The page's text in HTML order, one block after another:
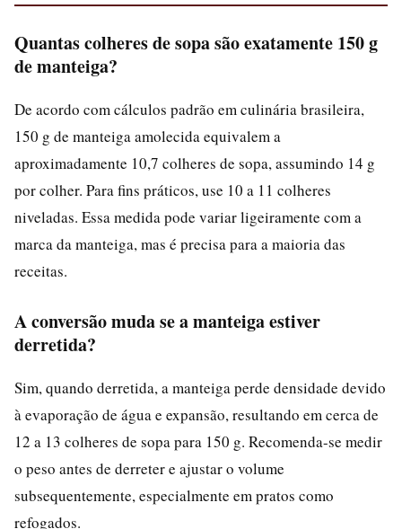
Quantas colheres de sopa são exatamente 150 g
de manteiga?
De acordo com cálculos padrão em culinária brasileira,
150 g de manteiga amolecida equivalem a
aproximadamente 10,7 colheres de sopa, assumindo 14 g
por colher. Para fins práticos, use 10 a 11 colheres
niveladas. Essa medida pode variar ligeiramente com a
marca da manteiga, mas é precisa para a maioria das
receitas.
A conversão muda se a manteiga estiver
derretida?
Sim, quando derretida, a manteiga perde densidade devido
à evaporação de água e expansão, resultando em cerca de
12 a 13 colheres de sopa para 150 g. Recomenda-se medir
o peso antes de derreter e ajustar o volume
subsequentemente, especialmente em pratos como
refogados.